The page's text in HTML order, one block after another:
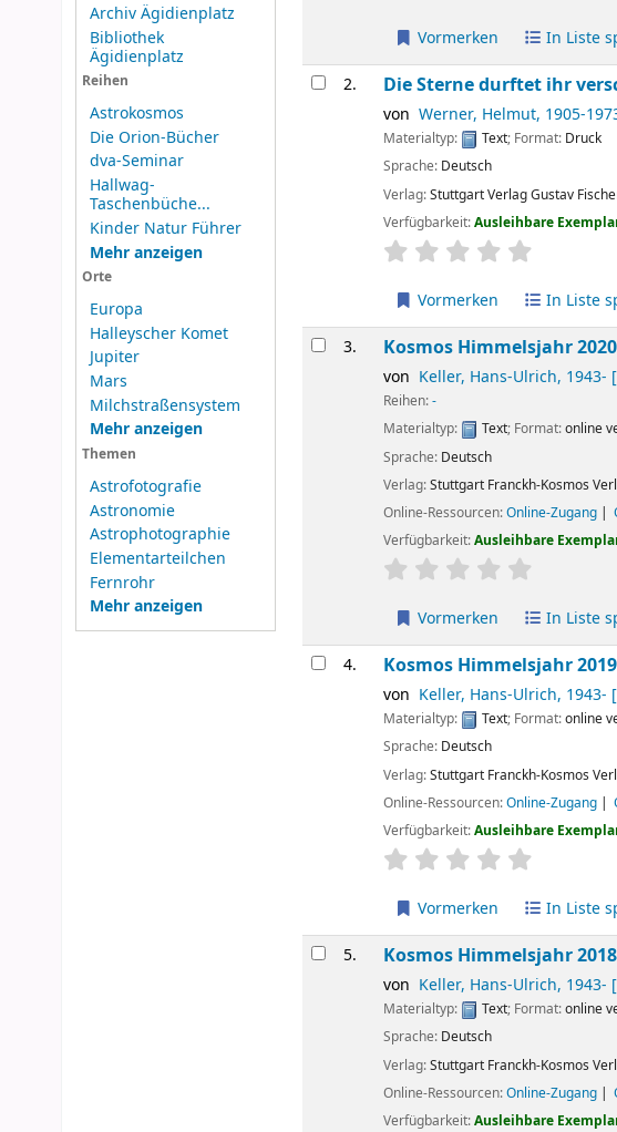
Archiv Ägidienplatz
Bibliothek
Ägidienplatz
Reihen
Astrokosmos
Die Orion-Bücher
dva-Seminar
Hallwag-
Taschenbüche...
Kinder Natur Führer
Mehr anzeigen
Orte
Europa
Halleyscher Komet
Jupiter
Mars
Milchstraßensystem
Mehr anzeigen
Themen
Astrofotografie
Astronomie
Astrophotographie
Elementarteilchen
Fernrohr
Mehr anzeigen
Vormerken In Liste
2. Die Sterne durftet ihr
von Werner, Helmut, 1905-
Materialtyp: Text; Format: Druck
Sprache: Deutsch
Verlag:StuttgartVerlag Gustav
Verfügbarkeit:Ausleihbare
Sternchenbewertung
Vormerken In Liste
3. Kosmos Himmelsjahr
von Keller, Hans-Ulrich, 1943-
Reihen:-
Materialtyp:
Text; Format:online
Sprache: Deutsch
Verlag:Stuttgart Franckh-Kosmos
Online-Ressourcen:Online-Zugang
Verfügbarkeit:Ausleihbare
Sternchenbewertung
Vormerken In Liste
4. Kosmos Himmelsjahr
von Keller, Hans-Ulrich, 1943-
Materialtyp: Text; Format:online
Sprache: Deutsch
Verlag:Stuttgart Franckh-Kosmos
Online-Ressourcen:Online-Zugang
Verfügbarkeit:Ausleihbare
Sternchenbewertung
Vormerken In Liste
5. Kosmos Himmelsjahr
von Keller, Hans-Ulrich, 1943-
Materialtyp: Text; Format:online
Sprache: Deutsch
Verlag:Stuttgart Franckh-Kosmos
Online-Ressourcen:Online-Zugang
Verfügbarkeit:Ausleihbare